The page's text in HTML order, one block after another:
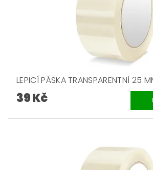
LEPICÍ PÁSKA TRANSPARENTNÍ 25
39 Kč